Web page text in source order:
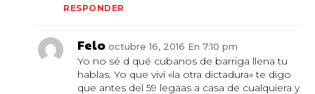
RESPONDER
Felo octubre 16, 2016 En 7:10 pm
Yo no sé d qué cubanos de barriga llena tu
hablas. Yo que viví «la otra dictadura» te digo
que antes del 59 legaas a casa de cualquiera y